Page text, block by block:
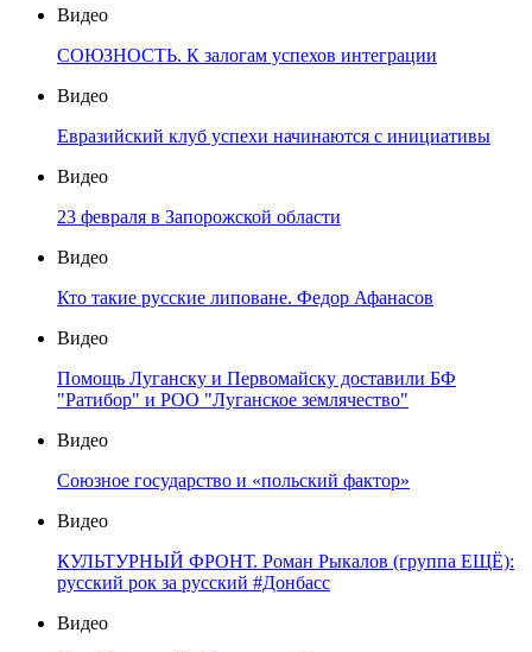
Видео
СОЮЗНОСТЬ. К залогам успехов интеграции
Видео
Евразийский клуб успехи начинаются с инициативы
Видео
23 февраля в Запорожской области
Видео
Кто такие русские липоване. Федор Афанасов
Видео
Помощь Луганску и Первомайску доставили БФ
"Ратибор" и РОО "Луганское землячество"
Видео
Союзное государство и «польский фактор»
Видео
КУЛЬТУРНЫЙ ФРОНТ. Роман Рыкалов (группа ЕЩЁ):
русский рок за русский #Донбасс
Видео